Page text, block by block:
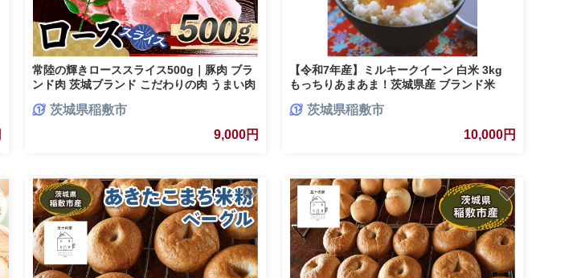
常陸の輝きローススライス500g｜豚肉 ブラ
ンド肉 茨城ブランド こだわりの肉 うまい肉
茨城県稲敷市
9,000円
【令和7年産】ミルキークイーン 白米 3kg
もっちりあまあま！茨城県産 ブランド米
茨城県稲敷市
10,000円